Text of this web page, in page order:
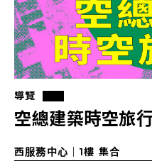
導覽
空總建築時空旅
西服務中心｜1樓 集合